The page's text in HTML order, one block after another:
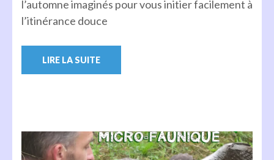
l’automne imaginés pour vous initier facilement à
l’itinérance douce
LIRE LA SUITE